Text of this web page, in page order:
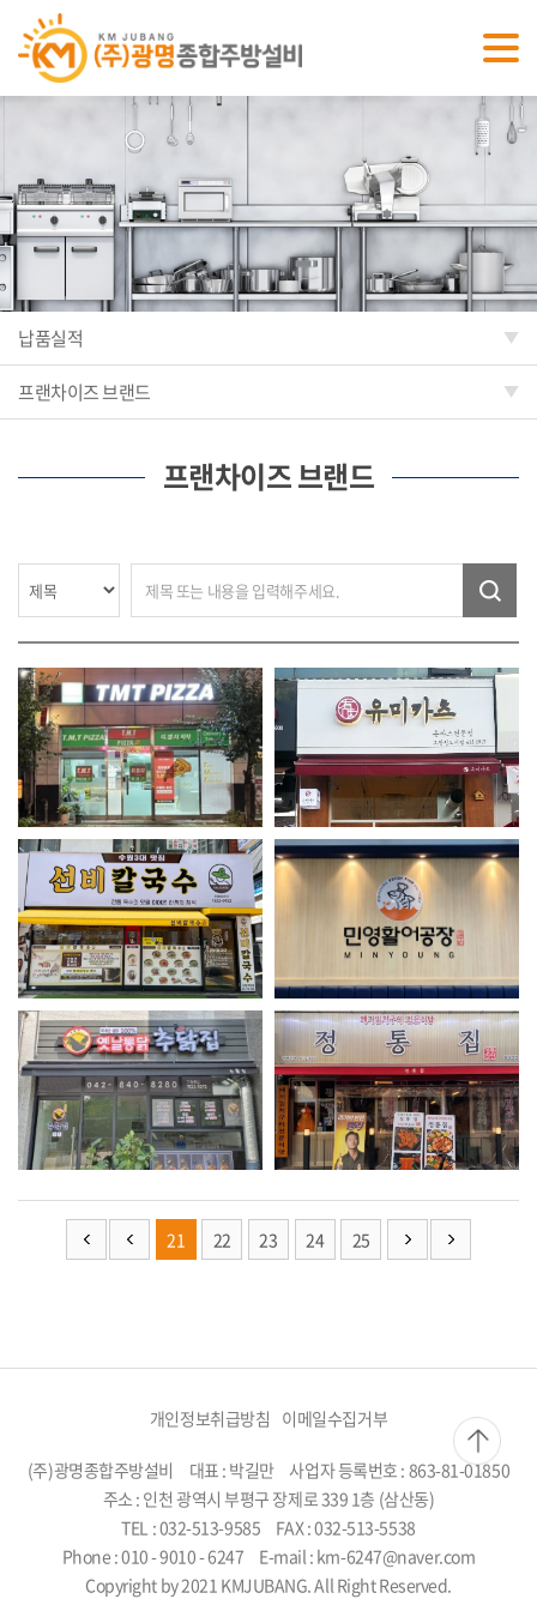
납품실적
프랜차이즈 브랜드
프랜차이즈 브랜드
21 22 23 24 25
개인정보취급방침 이메일수집거부
(주)광명종합주방설비 대표 : 박길만
사업자 등록번호 : 863-81-01850
주소 : 인천 광역시 부평구 장제로 339 1층 (삼산동)
TEL : 032-513-9585
FAX : 032-513-5538
Phone : 010 - 9010 - 6247
E-mail : km-6247@naver.com
Copyright by 2021 KMJUBANG. All Right Reserved.